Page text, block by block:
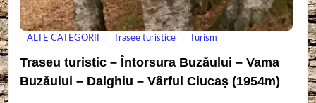
ALTE CATEGORII Trasee turistice Turism
Traseu turistic – Întorsura Buzăului – Vama
Buzăului – Dalghiu – Vârful Ciucaș (1954m)